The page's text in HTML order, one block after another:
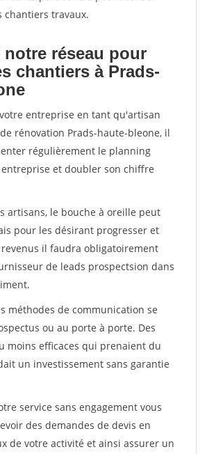
travaux.
notre réseau pour
chantiers à Prads-
entreprise en tant qu'artisan
rénovation Prads-haute-bleone, il
régulièrement le planning
et doubler son chiffre
artisans, le bouche à oreille peut
pour les désirant progresser et
il faudra obligatoirement
de leads prospectsion dans
méthodes de communication se
ou au porte à porte. Des
moins efficaces qui prenaient du
un investissement sans garantie
service sans engagement vous
des demandes de devis en
de votre activité et ainsi assurer un